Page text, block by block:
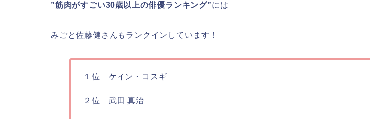
”筋肉がすごい30歳以上の俳優ランキング”には
みごと佐藤健さんもランクインしています！
１位 ケイン・コスギ
２位 武田 真治